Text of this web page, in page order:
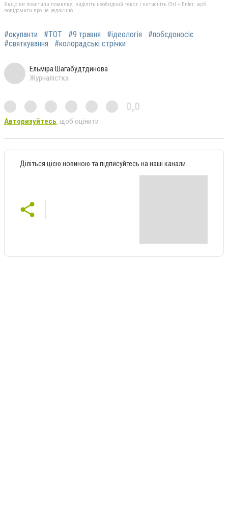
Якщо ви помітили помилку, виділіть необхідний текст і натисніть Ctrl + Enter, щоб
повідомити про це редакцію
#окупанти #ТОТ #9 травня #ідеологія
#побєдоносіє
#святкування
#колорадські стрічки
Ельміра Шагабудтдинова
Журналістка
0,0
Авторизуйтесь, щоб оцінити
Діліться цією новиною та підписуйтесь на наші канали